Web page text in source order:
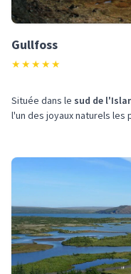
Gullfoss
★★★★★
Située dans le sud de
l'un des joyaux naturels les